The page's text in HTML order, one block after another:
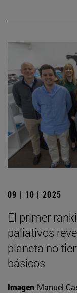
09 | 10 | 2025
El primer
paliativos
planeta no
básicos
Imagen Manuel